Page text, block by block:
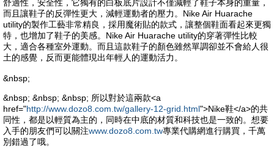
舒適性，安全性，它獨有的白板底片設計不僅減輕了鞋子本身的重量，
而且讓鞋子的反彈性更大，減輕運動者的壓力。Nike Air Huarache
utility的製作工藝非常精良，採用魔術貼的款式，讓整個鞋面看起來更獨
特，也增加了鞋子的美感。Nike Air Huarache utility的穿著彈性比較
大，適合各種室外運動。而且這款鞋子的顏色雖然單調卻並不會給人很
土的感覺，反而更能體現出年輕人的運動活力。
&nbsp;
&nbsp; &nbsp; &nbsp; 所以對於這兩款<a
href="http://www.dozo8.com.tw/gallery-12-grid.html">Nike鞋</a>的共
同性，都是以輕質為主的，同時在中底的材質和科技也是一致的。想要
入手的朋友們可以關注www.dozo8.com.tw專業代購網進行購買，千萬
別錯過了哦。